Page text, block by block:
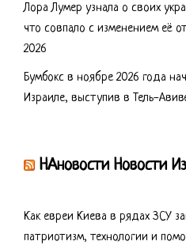
Лора Лумер узнала о своих
что совпало с изменением её
2026
Бумбокс в ноябре 2026 года
Израиле, выступив в Тель-
НАновости Новости
Как евреи Киева в рядах ЗСУ
патриотизм, технологии и